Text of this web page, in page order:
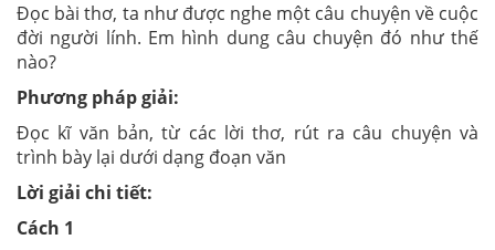
Đọc bài thơ, ta như được nghe một câu chuyện về cuộc
đời người lính. Em hình dung câu chuyện đó như thế
nào?
Phương pháp giải:
Đọc kĩ văn bản, từ các lời thơ, rút ra câu chuyện và
trình bày lại dưới dạng đoạn văn
Lời giải chi tiết:
Cách 1